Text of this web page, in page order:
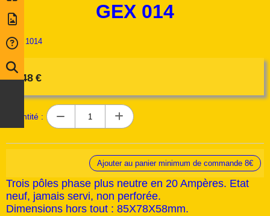
GEX 014
Ref : 1014
6,48 €
Quantité :
Ajouter au panier minimum de commande 8€
Trois pôles phase plus neutre en 20 Ampères. Etat
neuf, jamais servi, non perforée.
Dimensions hors tout : 85X78X58mm.